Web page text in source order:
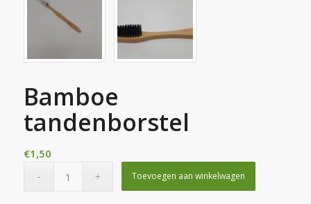
Bamboe
tandenborstel
€1,50
Toevoegen aan winkelwagen